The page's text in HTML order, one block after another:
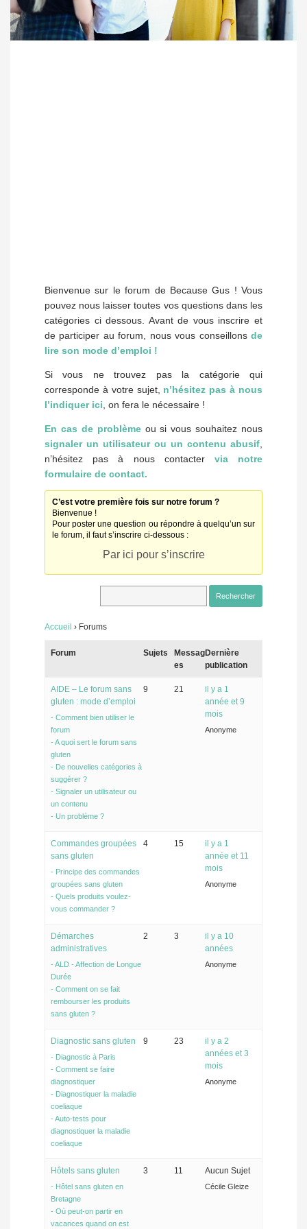
Bienvenue sur le forum de Because Gus ! Vous
pouvez nous laisser toutes vos questions dans les
catégories ci dessous. Avant de vous inscrire et
de participer au forum, nous vous conseillons de
lire son mode d’emploi !
Si vous ne trouvez pas la catégorie qui
corresponde à votre sujet, n’hésitez pas à nous
l’indiquer ici , on fera le nécessaire !
En cas de problèmeou si vous souhaitez nous
signaler un utilisateur ou un contenu abusif
n’hésitez pas à nous contacter via notre
formulaire de contact.
C’est votre première fois sur notre forum ?
Bienvenue !
Pour poster une question ou répondre à quelqu’un sur
le forum, il faut s’inscrire ci-dessous :
Par ici pour s’inscrire
Accueil › Forums
Forum Sujets
Messag
es
Dernière
publication
AIDE – Le forum sans
gluten : mode d’emploi
- Comment bien utiliser le
forum
- A quoi sert le forum sans
gluten
- De nouvelles catégories à
suggérer ?
- Signaler un utilisateur ou
un contenu
- Un problème ?
9 21
il y a 1
année et 9
mois
Anonyme
Commandes groupées
sans gluten
- Principe des commandes
groupées sans gluten
- Quels produits voulez-
vous commander ?
4 15
il y a 1
année et 11
mois
Anonyme
Démarches
administratives
- ALD - Affection de Longue
Durée
- Comment on se fait
rembourser les produits
sans gluten ?
2 3
il y a 10
années
Anonyme
Diagnostic sans gluten
- Diagnostic à Paris
- Comment se faire
diagnostiquer
- Diagnostiquer la maladie
coeliaque
- Auto-tests pour
diagnostiquer la maladie
coeliaque
9 23
il y a 2
années et 3
mois
Anonyme
Hôtels sans gluten
- Hôtel sans gluten en
Bretagne
- Où peut-on partir en
vacances quand on est
3 11 Aucun Sujet
Cécile Gleize